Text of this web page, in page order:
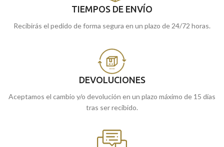
TIEMPOS DE ENVÍO
Recibirás el pedido de forma segura en un plazo de 24/72 horas.
DEVOLUCIONES
Aceptamos el cambio y/o devolución en un plazo máximo de 15 días
tras ser recibido.